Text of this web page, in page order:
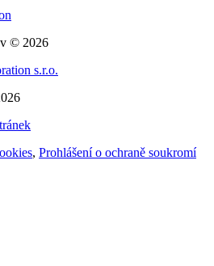
© 2026
s.r.o.
, Prohlášení o ochraně soukromí